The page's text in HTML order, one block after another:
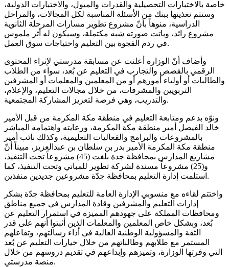
خاصة بالاختبارات التحصيلية والقدرات والميول، والاختبارات الدولية،
وستتم تغذيتها ببنك من الأسئلة المناسبة لكل المجالات، والمراحل
الدراسية، منوهاً بأنّ مشروع تطوير مسارات المرحلة الثانوية
مشروع رائد، وباتت صورته شبه مكتملة، وسيكون له أثر ملموس
في ردم الفجوة بين التعليم واحتياجات سوق العمل.
وأضاف أنّ الوزارة أعلنت عن مسابقة مدرستي لإثراء المحتوى
الرقمي بالقصص والتجارب في التعليم عن بُعد، سواء من الطلاب
والطالبات أو أولياء أمورهم أو من المعلمين والمعلمات أو المشرفين
التربويين والمشرفات، من خلال مجالات التعليم، والإعلام،
والتدريب، وهي فرصة لتعزيز المشاركة المجتمعية.
ونوّه بدعم ومتابعة التعليم في منطقة مكة المكرمة من قبل الأمير
خالد الفيصل أمير منطقة مكة المكرمة، ورعايته واهتمامه المباشر
بالمشروعات والبرامج والفعاليات التعليمية، وكذلك نائب أمير
منطقة مكة المكرمة الأمير بدر بن سلطان بن عبدالعزيز، مبيناً أنّ
مشاريع المدارس بمحافظة جدة بلغت (45) مشروعاً تحت التنفيذ،
و(25) مشروعاً مسندة لشركة تطوير للمباني وتحت التنفيذ، كما
استلمت إدارة التعليم بمحافظة جدّة مشروعين جديدين منفذين.
واختتم لقاءه مع منسوبي الإدارة العامة للتعليم بمحافظة جدّة بشكر
إدارات التعليم والمشرفين وقادة المدارس في جميع مناطق
ومحافظات المملكة على جهودهم المميزة في استمرار التعليم عن
بُعد، وبشكل خاص المعلمين والمعلمات الذين أثبتوا أنهم على قدر
الثقة والمسؤولية الوطنية العالية في أداء رسالتهم، وتفاعلهم
المستمر مع طلابهم وطالباتهم من خلال خيارات التعليم عن بُعد
التي وفرتها الوزارة، وتميزهم وإبداعهم في تقديم دروسهم من خلال
منصة مدرستي.